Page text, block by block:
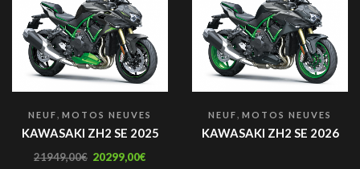
NEUF, MOTOS NEUVES
KAWASAKI ZH2 SE 2025
21949,00€ 20299,00€
NEUF, MOTOS NEUVES
KAWASAKI ZH2 SE 2026